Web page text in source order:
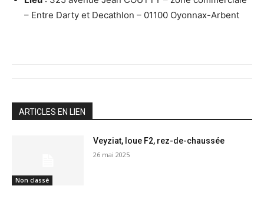
– Entre Darty et Decathlon – 01100 Oyonnax-Arbent
ARTICLES EN LIEN
Non classé
Veyziat, loue F2, rez-de-chaussée
26 mai 2025